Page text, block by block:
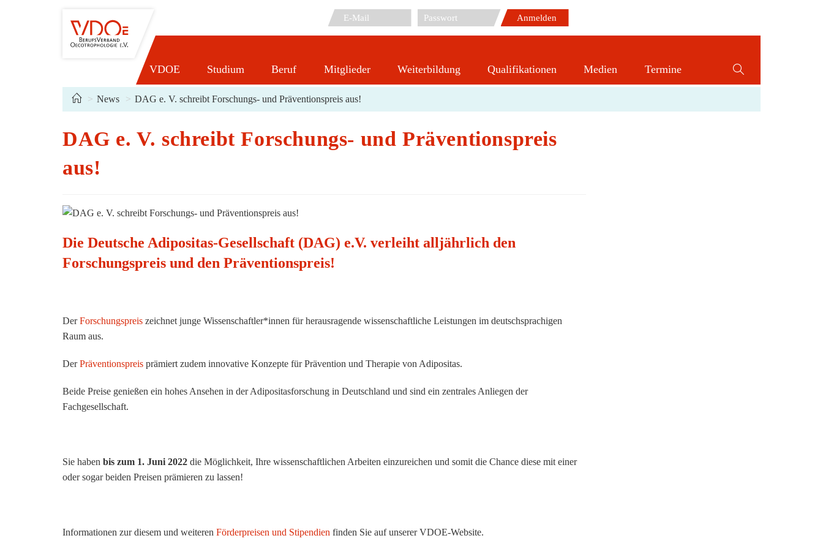
VDOE Studium Beruf Mitglieder Weiterbildung Qualifikationen Medien Termine
Website-
Suche
umschalten
DAG e. V. schreibt Forschungs- und Präventionspreis aus!
> News > DAG e. V. schreibt Forschungs- und Präventionspreis aus!
DAG e. V. schreibt Forschungs- und Präventionspreis
aus!
Die Deutsche Adipositas-Gesellschaft (DAG) e.V. verleiht alljährlich den
Forschungspreis und den Präventionspreis!
DerForschungspreis zeichnet junge Wissenschaftler*innen für herausragende wissenschaftliche Leistungen im deutschsprachigen
Raum aus.
DerPräventionspreis prämiert zudem innovative Konzepte für Prävention und Therapie von Adipositas.
Beide Preise genießen ein hohes Ansehen in der Adipositasforschung in Deutschland und sind ein zentrales Anliegen der
Fachgesellschaft.
Sie haben bis zum 1. Juni 2022 die Möglichkeit, Ihre wissenschaftlichen Arbeiten einzureichen und somit die Chance diese mit einer
oder sogar beiden Preisen prämieren zu lassen!
Informationen zur diesem und weiteren Förderpreisen und Stipendien finden Sie auf unserer VDOE-Website.